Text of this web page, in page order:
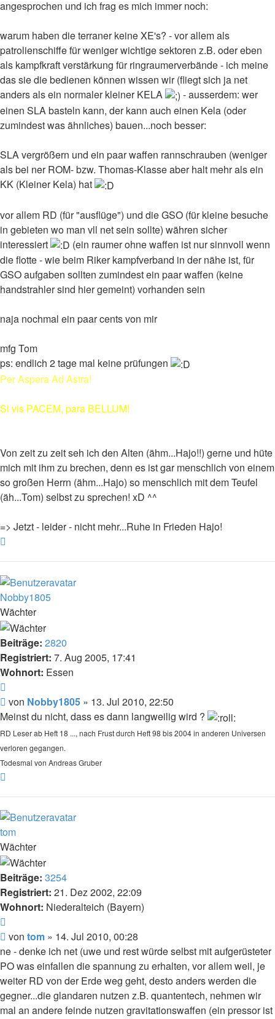
angesprochen und ich frag es mich immer noch:
warum haben die terraner keine XE's? - vor allem als
patrolienschiffe für weniger wichtige sektoren z.B. oder eben
als kampfkraft verstärkung für ringraumerverbände - ich meine
das sie die bedienen können wissen wir (fliegt sich ja net
anders als ein normaler kleiner KELA
- ausserdem: wer
einen SLA basteln kann, der kann auch einen Kela (oder
zumindest was ähnliches) bauen...noch besser:
SLA vergrößern und ein paar waffen rannschrauben (weniger
als bei ner ROM- bzw. Thomas-Klasse aber halt mehr als ein
KK (Kleiner Kela) hat
vor allem RD (für "ausflüge") und die GSO (für kleine besuche
in gebieten wo man vll net sein sollte) währen sicher
interessiert
(ein raumer ohne waffen ist nur sinnvoll wenn
die flotte - wie beim Riker kampfverband in der nähe ist, für
GSO aufgaben sollten zumindest ein paar waffen (keine
handstrahler sind hier gemeint) vorhanden sein
naja nochmal ein paar cents von mir
mfg Tom
ps: endlich 2 tage mal keine prüfungen
Per Aspera Ad Astra!
Si vis PACEM, para BELLUM!
Von zeit zu zeit seh ich den Alten (ähm...Hajo!!) gerne und hüte
mich mit ihm zu brechen, denn es ist gar menschlich von einem
so großen Herrn (ähm...Hajo) so menschlich mit dem Teufel
(äh...Tom) selbst zu sprechen! xD ^^
=> Jetzt - leider - nicht mehr...Ruhe in Frieden Hajo!
Nobby1805
Wächter
Beiträge: 2820
Registriert: 7. Aug 2005, 17:41
Wohnort: Essen
Beitrag
von Nobby1805 » 13. Jul 2010, 22:50
Meinst du nicht, dass es dann langweilig wird ?
RD Leser ab Heft 18 ..., nach Frust durch Heft 98 bis 2004 in anderen Universen
verloren gegangen.
Todesmal von Andreas Gruber
tom
Wächter
Beiträge: 3254
Registriert: 21. Dez 2002, 22:09
Wohnort: Niederalteich (Bayern)
Beitrag
von tom » 14. Jul 2010, 00:28
ne - denke ich net (uwe und rest würde selbst mit aufgerüsteter
PO was einfallen die spannung zu erhalten, vor allem weil, je
weiter RD von der Erde weg geht, desto anders werden die
gegner...die glandaren nutzen z.B. quantentech, nehmen wir
mal an andere feinde nutzen gravitationswaffen (ein pressor ist